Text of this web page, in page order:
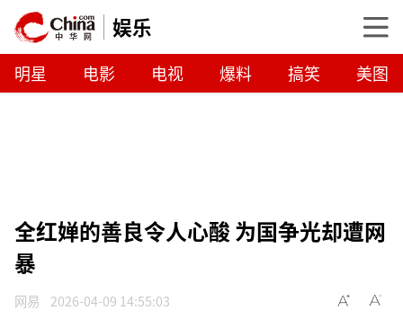
娱乐
明星 电影 电视 爆料 搞笑 美图
全红婵的善良令人心酸 为国争光却遭网
暴
网易 2026-04-09 14:55:03